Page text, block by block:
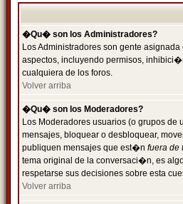
�Qu� son los Administradores?
Los Administradores son gente
aspectos, incluyendo permisos,
cualquiera de los foros.
Volver arriba
�Qu� son los Moderadores?
Los Moderadores usuarios (o grupos
mensajes, bloquear o desbloquear,
publiquen mensajes que est�n fuera de
tema original de la conversaci�n, es
respetarse sus decisiones sobre esta
Volver arriba